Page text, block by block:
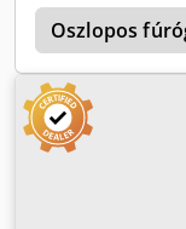
Oszlopos